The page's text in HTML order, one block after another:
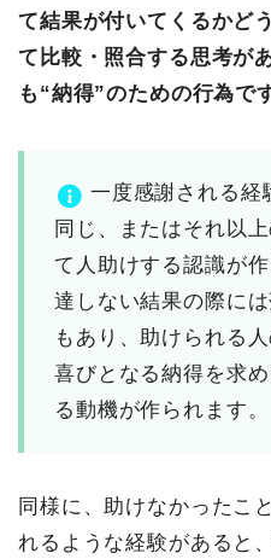
て結果が付いてくるかど
て比較・照合する思考が
も“納得”のための行為で
一度感謝される経
同じ、またはそれ以
て人助けする認識が
達しない結果の際に
もあり、助けられる
喜びとなる納得を求
る動機が作られます。
同様に、助けなかったこ
れるような経験があると